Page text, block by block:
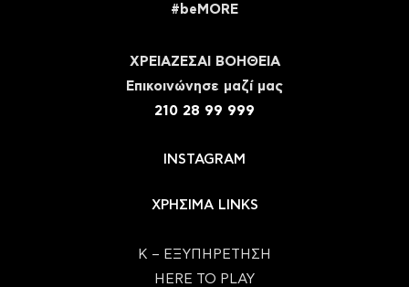
#beMORE
ΧΡΕΙΑΖΕΣΑΙ ΒΟΗΘΕΙΑ
Eπικοινώνησε μαζί μας
210 28 99 999
INSTAGRAM
ΧΡΗΣΙΜΑ LINKS
Κ – ΕΞΥΠΗΡΕΤΗΣΗ
HERE TO PLAY